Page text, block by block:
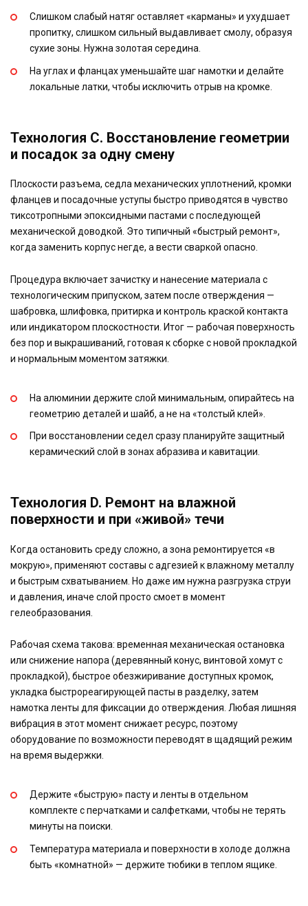
Слишком слабый натяг оставляет «карманы» и ухудшает
пропитку, слишком сильный выдавливает смолу, образуя
сухие зоны. Нужна золотая середина.
На углах и фланцах уменьшайте шаг намотки и делайте
локальные латки, чтобы исключить отрыв на кромке.
Технология C. Восстановление геометрии
и посадок за одну смену
Плоскости разъема, седла механических уплотнений, кромки
фланцев и посадочные уступы быстро приводятся в чувство
тиксотропными эпоксидными пастами с последующей
механической доводкой. Это типичный «быстрый ремонт»,
когда заменить корпус негде, а вести сваркой опасно.
Процедура включает зачистку и нанесение материала с
технологическим припуском, затем после отверждения —
шабровка, шлифовка, притирка и контроль краской контакта
или индикатором плоскостности. Итог — рабочая поверхность
без пор и выкрашиваний, готовая к сборке с новой прокладкой
и нормальным моментом затяжки.
На алюминии держите слой минимальным, опирайтесь на
геометрию деталей и шайб, а не на «толстый клей».
При восстановлении седел сразу планируйте защитный
керамический слой в зонах абразива и кавитации.
Технология D. Ремонт на влажной
поверхности и при «живой» течи
Когда остановить среду сложно, а зона ремонтируется «в
мокрую», применяют составы с адгезией к влажному металлу
и быстрым схватыванием. Но даже им нужна разгрузка струи
и давления, иначе слой просто смоет в момент
гелеобразования.
Рабочая схема такова: временная механическая остановка
или снижение напора (деревянный конус, винтовой хомут с
прокладкой), быстрое обезжиривание доступных кромок,
укладка быстрореагирующей пасты в разделку, затем
намотка ленты для фиксации до отверждения. Любая лишняя
вибрация в этот момент снижает ресурс, поэтому
оборудование по возможности переводят в щадящий режим
на время выдержки.
Держите «быструю» пасту и ленты в отдельном
комплекте с перчатками и салфетками, чтобы не терять
минуты на поиски.
Температура материала и поверхности в холоде должна
быть «комнатной» — держите тюбики в теплом ящике.